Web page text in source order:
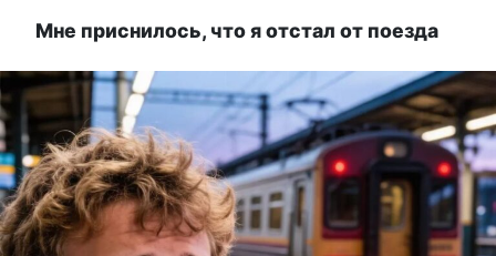
Мне приснилось, что я отстал от поезда